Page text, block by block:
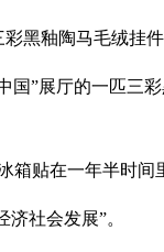
黑釉陶马毛绒挂
国”展厅的一匹三
箱贴在一年半时
社会发展”。